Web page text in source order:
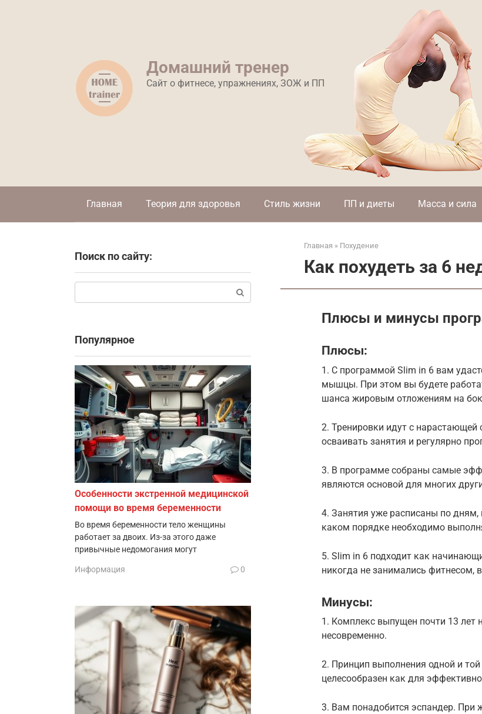
Домашний тренер
Сайт о фитнесе, упражнениях, ЗОЖ и ПП
Главная Теория для здоровья Стиль жизни ПП и диеты Масса и сила
Главная » Похудение
Как похудеть за 6
Плюсы и минусы
Плюсы:
1. С программой Slim in 6 вам
мышцы. При этом вы будете
шанса жировым отложениям на
2. Тренировки идут с
осваивать занятия и регулярно
3. В программе собраны самые
являются основой для многих
4. Занятия уже расписаны по
каком порядке необходимо
5. Slim in 6 подходит как
никогда не занимались фитнесом,
Минусы:
1. Комплекс выпущен почти 13 лет
несовременно.
2. Принцип выполнения одной и
целесообразен как для
3. Вам понадобится эспандер. При
Поиск по сайту:
Популярное
Особенности экстренной медицинской
помощи во время беременности
Во время беременности тело женщины
работает за двоих. Из-за этого даже
привычные недомогания могут
Информация 0